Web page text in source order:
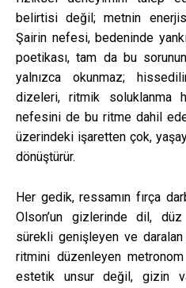
belirtisi değil; metnin
Şairin nefesi, bedeninde
poetikası, tam da bu
yalnızca okunmaz;
dizeleri, ritmik soluklanma
nefesini de bu ritme dahil
üzerindeki işaretten çok,
dönüştürür.
Her gedik, ressamın fırça
Olson’un gizlerinde dil,
sürekli genişleyen ve
ritmini düzenleyen
estetik unsur değil, gizin